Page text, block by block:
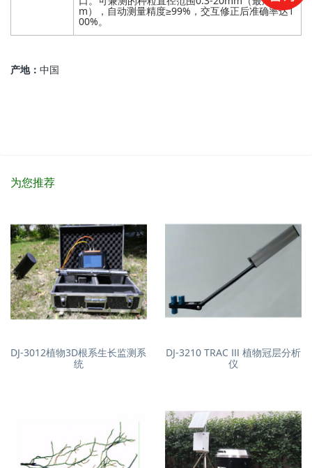
m），自动测量精度≥99%，交互修正后准确率达1
00%。
产地： 中国
为您推荐
DJ-3012植物3D根系生长监测系
统
DJ-3210 TRAC Ⅲ 植物冠层分析
仪